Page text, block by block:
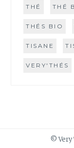
THÉ THÉ
THÉS BIO
TISANE
VERY'THÉS
© Very